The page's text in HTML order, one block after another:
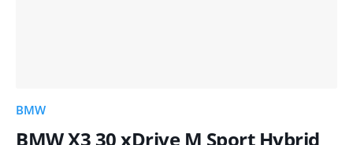
BMW
BMW X3 30 xDrive M Sport Hybrid